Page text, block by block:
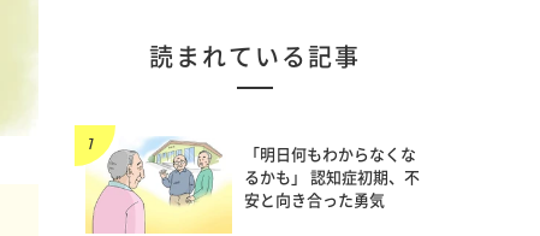
読まれている記事
「明日何もわからなくな
るかも」 認知症初期、不
安と向き合った勇気